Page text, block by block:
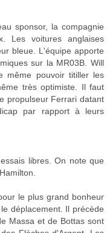
sponsor, la compagnie
Les voitures anglaises
bleue. L'équipe apporte
sur la MR03B. Will
même pouvoir titiller les
très optimiste. Il faut
propulseur Ferrari datant
par rapport à leurs
libres. On note que
le plus grand bonheur
déplacement. Il précède
Massa et de Bottas sont